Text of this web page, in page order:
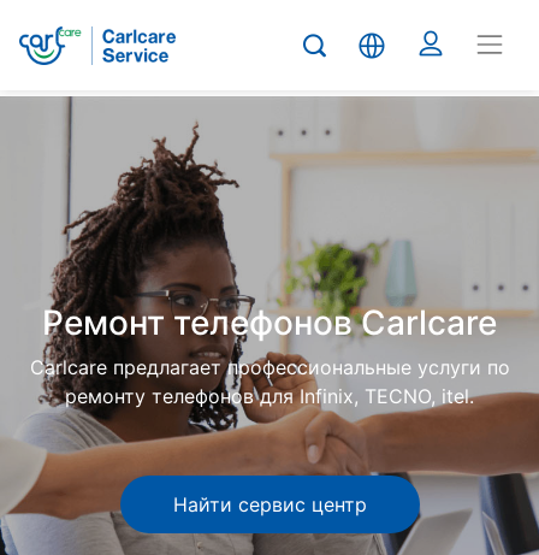
Carlcare
Phone
repair
Ремонт телефонов Carlcare
Carlcare предлагает профессиональные услуги по
ремонту телефонов для Infinix, TECNO, itel.
Найти сервис центр